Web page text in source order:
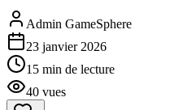
Admin GameSphere
23 janvier 2026
15 min de lecture
40 vues